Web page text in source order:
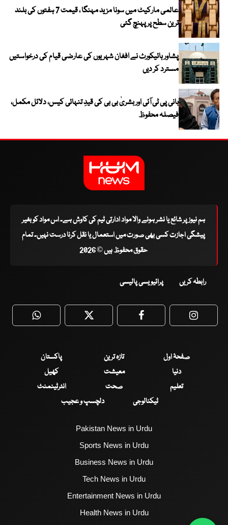
عالمی مارکیٹ میں سونا مزید مہنگا ، قیمت 7 ہفتوں کی بلند
ترین سطح پر پہنچ گئی
پشاور ہائیکورٹ نے افغان شہریوں کی عارضی قیام کی درخواستیں
مسترد کر دیں
بانی پی ٹی آئی اور بشریٰ بی بی کی قیدِ تنہائی کیس، دلائل مکمل،
فیصلہ محفوظ
ہم نیوز پر شائع یا نشر ہونے والا مواد ادارتی ٹیم کی کاوش ہے۔ اس مواد کو بغیر
پیشگی اجازت کسی بھی صورت میں استعمال یا نقل کرنا درست نہیں۔ تمام
حقوق محفوظ ہیں © 2026
رابطہ کریں پرائیویسی پالیسی
WhatsApp Twitter Facebook
صفحۂ اول تازہ ترین
پاکستان
دنیا
معیشت
کھیل
تعلیم
صحت
انٹرٹینمنٹ
ٹیکنالوجی
دلچسپ و عجیب
Pakistan News in Urdu
Sports News in Urdu
Business News in Urdu
Tech News in Urdu
Entertainment News in Urdu
Health News in Urdu